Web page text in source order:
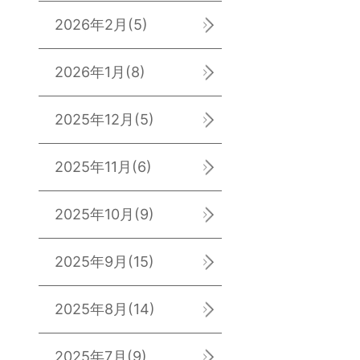
2026年2月 (5)
2026年1月 (8)
2025年12月 (5)
2025年11月 (6)
2025年10月 (9)
2025年9月 (15)
2025年8月 (14)
2025年7月 (9)